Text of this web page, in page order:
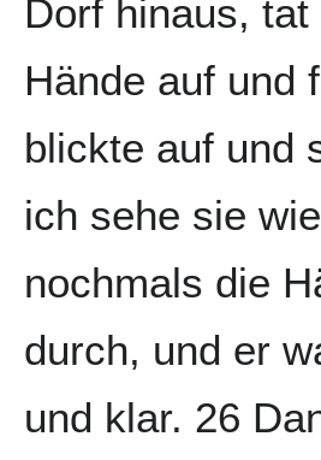
Dorf hinaus,
Hände auf und
blickte auf und
ich sehe sie
nochmals die
durch, und er
und klar. 26